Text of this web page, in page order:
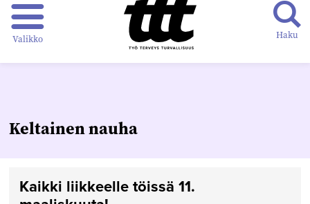
Valikko Haku
Keltainen nauha
Kaikki liikkeelle töissä 11.